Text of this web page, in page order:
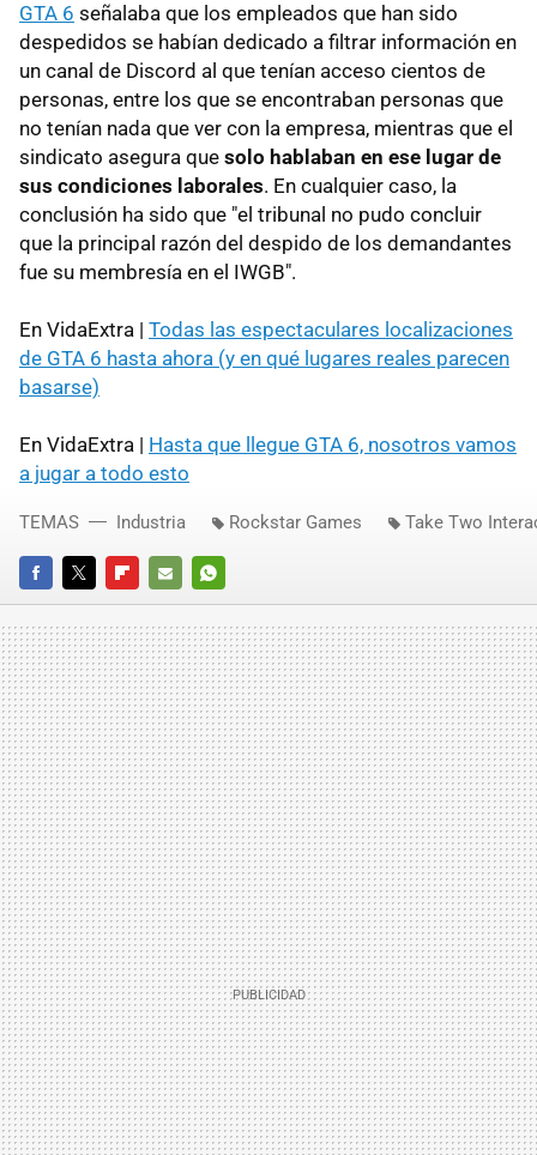
GTA 6 señalaba que los empleados que han sido
despedidos se habían dedicado a filtrar información en
un canal de Discord al que tenían acceso cientos de
personas, entre los que se encontraban personas que
no tenían nada que ver con la empresa, mientras que el
sindicato asegura que solo hablaban en ese lugar de
sus condiciones laborales. En cualquier caso, la
conclusión ha sido que "el tribunal no pudo concluir
que la principal razón del despido de los demandantes
fue su membresía en el IWGB".
En VidaExtra | Todas las espectaculares localizaciones
de GTA 6 hasta ahora (y en qué lugares reales parecen
basarse)
En VidaExtra | Hasta que llegue GTA 6, nosotros vamos
a jugar a todo esto
FACEBOOKTWITTERFLIPBOARD
E-
MAIL
WHATSAPP
TEMAS Industria Rockstar Games Take Two